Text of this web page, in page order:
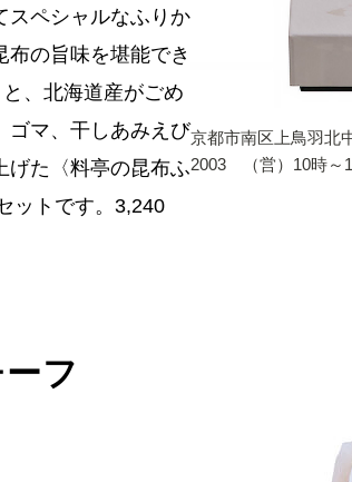
スペシャルなふりか
布の旨味を堪能でき
、北海道産がごめ
ゴマ、干しあみえび
げた〈料亭の昆布ふ
ットです。3,240
京都市南区上鳥羽北
2003 （営）10時
フ